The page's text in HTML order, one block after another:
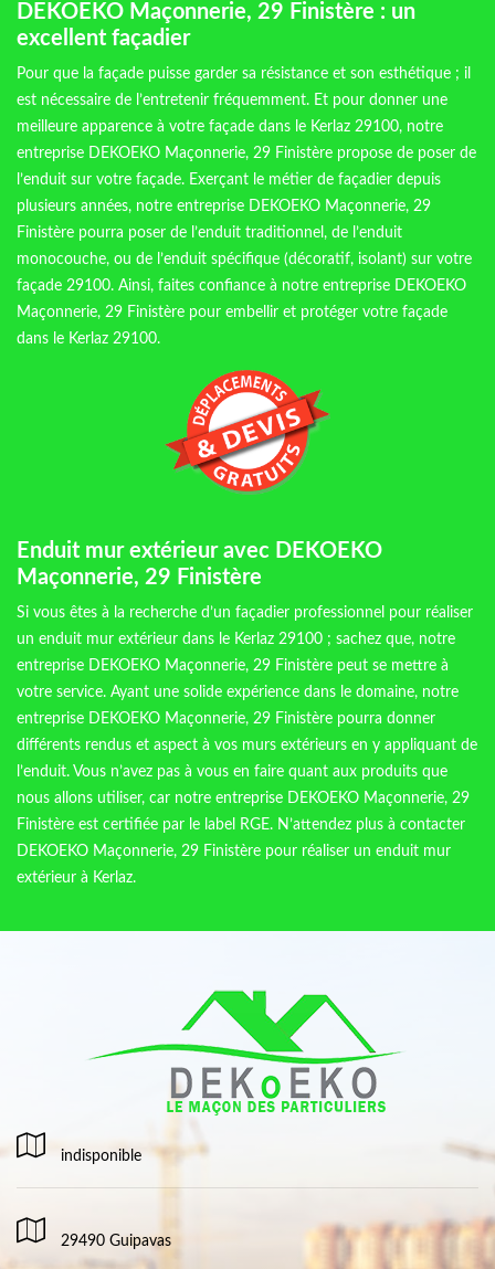
DEKOEKO Maçonnerie, 29 Finistère : un
excellent façadier
Pour que la façade puisse garder sa résistance et son esthétique ; il
est nécessaire de l’entretenir fréquemment. Et pour donner une
meilleure apparence à votre façade dans le Kerlaz 29100, notre
entreprise DEKOEKO Maçonnerie, 29 Finistère propose de poser de
l’enduit sur votre façade. Exerçant le métier de façadier depuis
plusieurs années, notre entreprise DEKOEKO Maçonnerie, 29
Finistère pourra poser de l’enduit traditionnel, de l’enduit
monocouche, ou de l’enduit spécifique (décoratif, isolant) sur votre
façade 29100. Ainsi, faites confiance à notre entreprise DEKOEKO
Maçonnerie, 29 Finistère pour embellir et protéger votre façade
dans le Kerlaz 29100.
Enduit mur extérieur avec DEKOEKO
Maçonnerie, 29 Finistère
Si vous êtes à la recherche d’un façadier professionnel pour réaliser
un enduit mur extérieur dans le Kerlaz 29100 ; sachez que, notre
entreprise DEKOEKO Maçonnerie, 29 Finistère peut se mettre à
votre service. Ayant une solide expérience dans le domaine, notre
entreprise DEKOEKO Maçonnerie, 29 Finistère pourra donner
différents rendus et aspect à vos murs extérieurs en y appliquant de
l’enduit. Vous n’avez pas à vous en faire quant aux produits que
nous allons utiliser, car notre entreprise DEKOEKO Maçonnerie, 29
Finistère est certifiée par le label RGE. N’attendez plus à contacter
DEKOEKO Maçonnerie, 29 Finistère pour réaliser un enduit mur
extérieur à Kerlaz.
indisponible
29490 Guipavas